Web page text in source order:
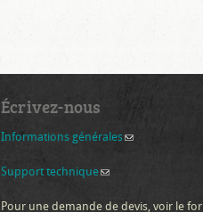
Écrivez-nous
Informations générales (link sends e-
Support technique(link sends e-mail)
Pour une demande de devis, voir le